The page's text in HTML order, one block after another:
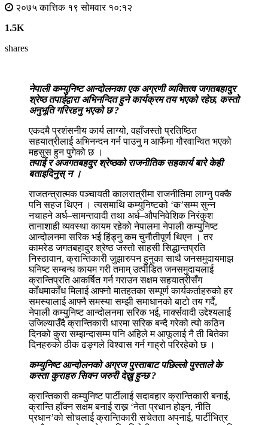
२०७५ कात्तिक १९ सोमवार १०:१२
1.5K
shares
नेपाली कम्युनिष्ट आन्दोलनका एक अग्रणी व्यक्तित्व जगतबहादुर
श्रेष्ठ तपाईद्वारा अभिनन्दित हुने कार्यक्रम तय भएको रहेछ, कस्तो
अनुभूति गरिरहनु भएको छ ?
एकदमै प्रशंसनीय कार्य लाग्यो, वहाँजस्तो प्रतिष्ठित
सहयात्रीलाई अभिनन्दन गर्न पाउनु म आफैंमा गौरवान्वित भएको
महसुस हुन पुगेको छ ।
तपाई र अजगतबहदुर श्रेष्ठको राजनीतिक सहकार्य बारे केही
बताइदिनुस् न ।
राजतन्त्रात्मक पञ्चायती कालरात्रीमा राजनीतिमा लाग्नु पक्कै
पनि सहज थिएन । त्यसमाथि कम्युनिष्टको ‘क’सम्म सुन्न
नचाहने अर्ध–सामन्तवादी तथा अर्ध–औपनिवेशिक निरंकुश
तानाशाही व्यवस्था कायम रहेको नेपालमा नेपाली कम्युनिष्ट
आन्दोलनमा सरिक भई हिंड्नु कम चुनौतीपूर्ण थिएन । तर
कामरेड जगतबहादुर श्रेष्ठ जस्तो साहसी सिद्धान्तप्रति
निस्ठावान, क्रान्तिकारी जुझारुपन हुनुका साथै जनसमुदायमाझ
घनिष्ट सम्बन्ध कायम गरी तमाम् उत्पीडित जनसमुदायलाई
क्रान्तिप्रति आकर्षित गर्न गराउन सक्षम सहयात्रीसँग
काँधमाकाँध मिलाई आफ्नो मातहतका सम्पूर्ण कार्यकर्ताहरुको हर
समस्यालाई आफ्नै समस्या सम्झी समाधानको बाटो तय गर्दै,
नेपाली कम्युनिष्ट आन्दोलनमा सरिक भई, मार्क्सवादी उद्देश्यलाई
उजिल्याउँदै क्रान्तिकारी धारमा सरिक बन्दै गरेको त्यो कठिन
दिनको कुरा सम्झन्दासम्म पनि अहिले म आफूलाई नै ती बितेका
दिनहरुको ठीक ढङ्गले विश्वास गर्न गाह्रो परिरहेको छ ।
कम्युनिष्ट आन्दोलनको अग्रज पुस्ताबाट पछिल्लो पुस्ताले के
कस्ता कुराहरु सिक्न जरुरी देख्नु हुन्छ ?
क्रान्तिकारी कम्युनिष्ट पार्टीलाई सदावहार क्रान्तिकारी बनाई,
क्रान्ति हाँक्न सक्षम बनाई राख्न ‘नेता प्रधान होइन, नीति
प्रधान’को सोचलाई क्रान्तिकारी सचेतता अपनाई, पार्टीभित्र